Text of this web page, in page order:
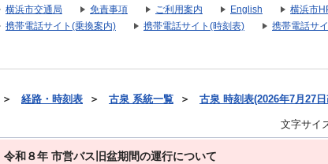
横浜市交通局 免責事項 ご利用案内 English 横浜市
携帯電話サイト(乗換案内)
携帯電話サイト(時刻表) 携帯電話サ
＞ 経路・時刻表 ＞ 古泉 系統一覧 ＞ 古泉 時刻表(2026年7月27
文字サイ
令和８年 市営バス旧盆期間の運行について